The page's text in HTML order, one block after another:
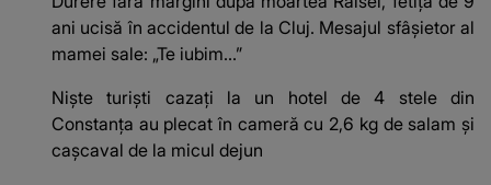
ani ucisă în accidentul de la Cluj. Mesajul sfâșietor al
mamei sale: „Te iubim…”
Niște turiști cazați la un hotel de 4 stele din
Constanța au plecat în cameră cu 2,6 kg de salam și
cașcaval de la micul dejun